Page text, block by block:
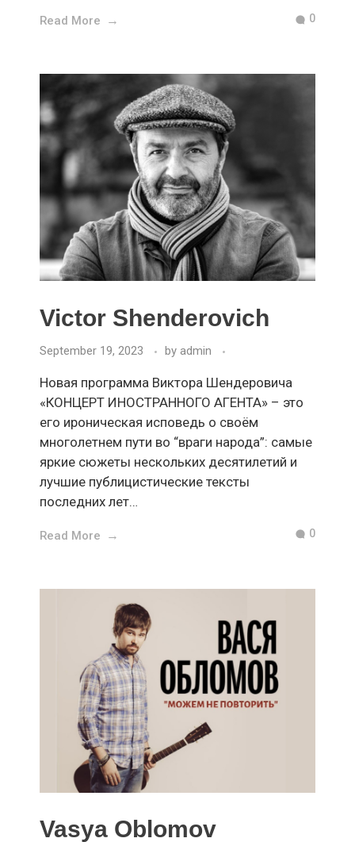
Read More 0
Victor Shenderovich
September 19, 2023 by admin
Новая программа Виктора Шендеровича
«КОНЦЕРТ ИНОСТРАННОГО АГЕНТА» – это
его ироническая исповедь о своём
многолетнем пути во “враги народа”: самые
яркие сюжеты нескольких десятилетий и
лучшие публицистические тексты
последних лет…
Read More 0
Vasya Oblomov